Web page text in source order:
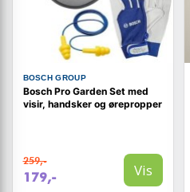
BOSCH GROUP
Bosch Pro Garden Set med
visir, handsker og ørepropper
259,-
179,- Vis